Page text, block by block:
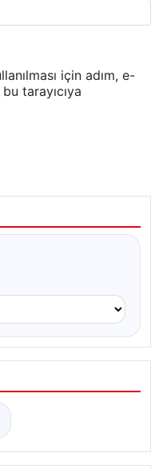
için adım, e-
tarayıcıya